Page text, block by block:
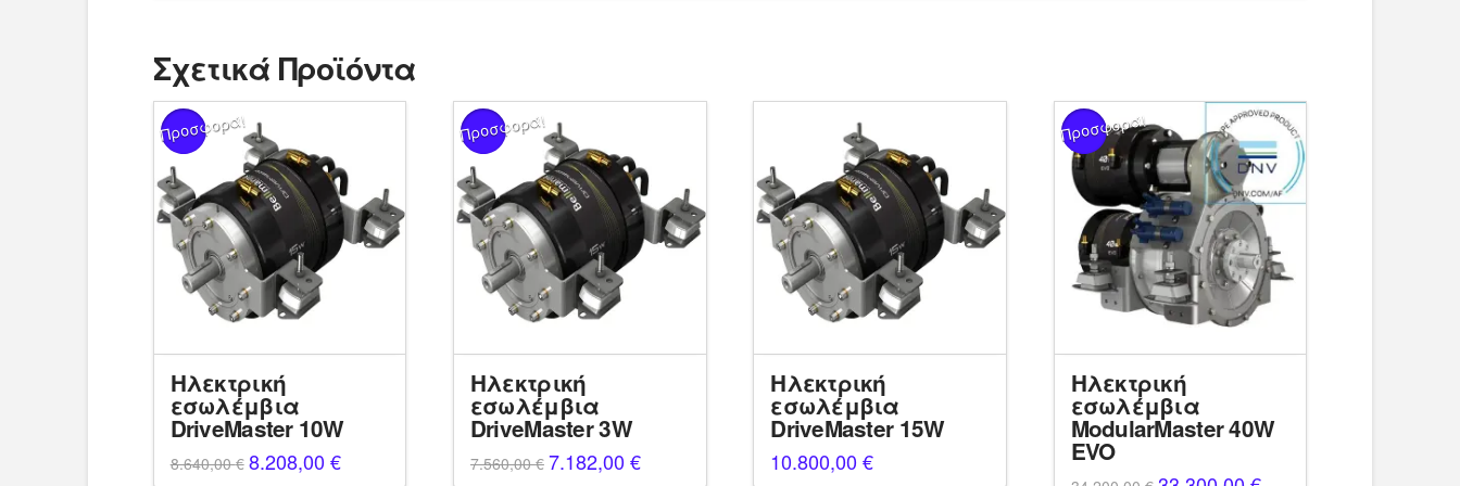
Σχετικά Προϊόντα
Προσφορά!
Ηλεκτρική
εσωλέμβια
DriveMaster 10W
8.640,00€ Original
price
8.208,00€Η
τρέχουσα
Προσφορά!
Ηλεκτρική
εσωλέμβια
DriveMaster 3W
7.560,00€ Original
price
7.182,00€Η
τρέχουσα
Ηλεκτρική
εσωλέμβια
DriveMaster 15W
10.800,00€
Προσφορά!
Ηλεκτρική
εσωλέμβια
ModularMaster 40W
EVO
Original Η